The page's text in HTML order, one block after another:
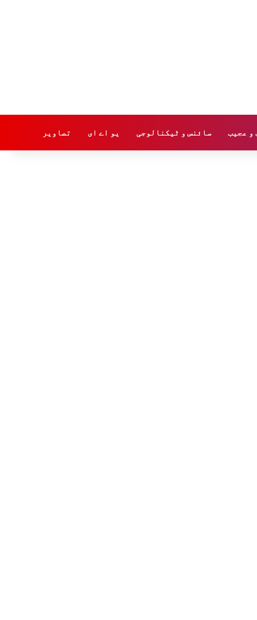
و عجیب سائنس و ٹیکنالوجی یو اے ای تصاویر